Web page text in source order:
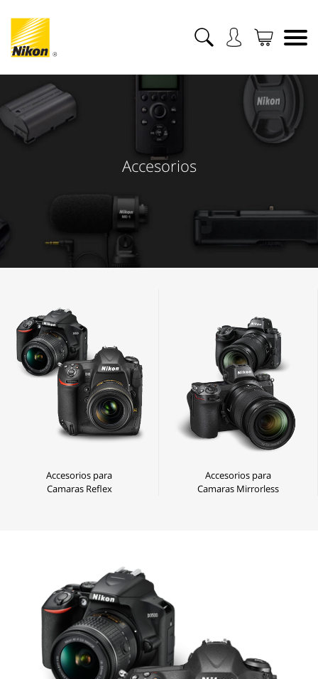
Accesorios
Accesorios para
Camaras Reflex
Accesorios para
Camaras Mirrorless